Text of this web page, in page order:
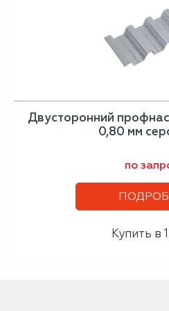
Двусторонний
0,80 мм
по
Купить в